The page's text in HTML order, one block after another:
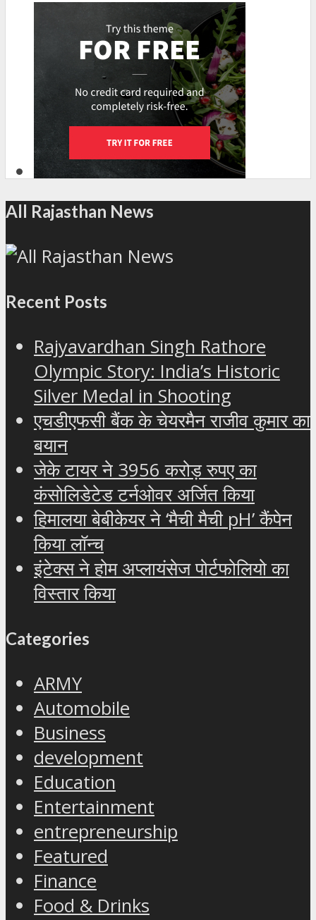
All Rajasthan News
Recent Posts
Rajyavardhan Singh Rathore
Olympic Story: India’s Historic
Silver Medal in Shooting
एचडीएफसी बैंक के चेयरमैन राजीव कुमार का
बयान
जेके टायर ने 3956 करोड़ रुपए का
कंसोलिडेटेड टर्नओवर अर्जित किया
हिमालया बेबीकेयर ने ‘मैची मैची pH’ कैंपेन
किया लॉन्च
इंटेक्स ने होम अप्लायंसेज पोर्टफोलियो का
विस्तार किया
Categories
ARMY
Automobile
Business
development
Education
Entertainment
entrepreneurship
Featured
Finance
Food & Drinks